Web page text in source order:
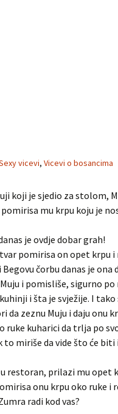
vicevi, Vicevi o bosancima
koji je sjedio za stolom,
mu krpu koju je
je ovdje dobar grah!
pomirisa on opet krpu i
čorbu danas je ona
Muju i pomisliše, sigurno
i šta je svježije. I
da zeznu Muju i daju onu
ruke kuharici da trlja po
to miriše da vide što će biti
u restoran, prilazi mu opet
onu krpu oko ruke i
radi kod vas?